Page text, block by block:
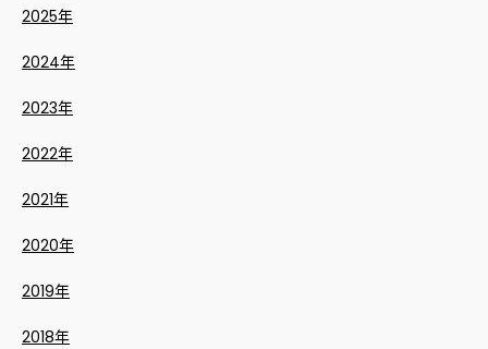
2025年
2024年
2023年
2022年
2021年
2020年
2019年
2018年